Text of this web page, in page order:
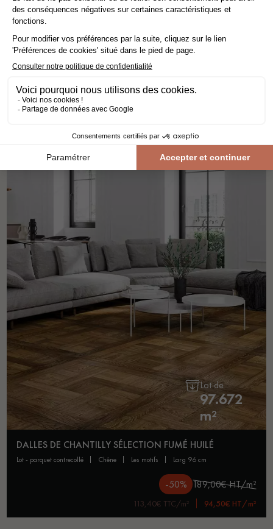
lot - parquet contrecollé les multiply larg 24 cm
106,80€ TTC/m²
Lot de
97.672
m²
DALLES DE CHANTILLY SÉLECTION FUMÉ HUILÉ
lot - parquet contrecollé chêne les motifs larg 96 cm
-50% 189,00€ HT/m²
113,40€ TTC/m² 94,50€ HT/m²